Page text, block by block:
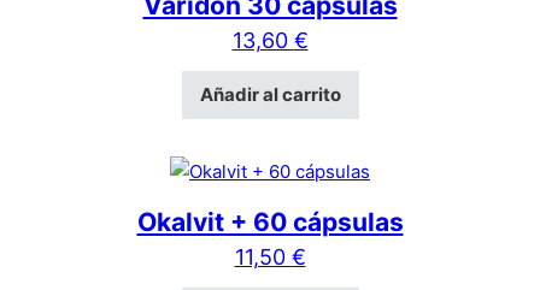
13,60 €
Añadir al carrito
Okalvit + 60 cápsulas
11,50 €